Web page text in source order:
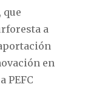
que
a
en
PEFC